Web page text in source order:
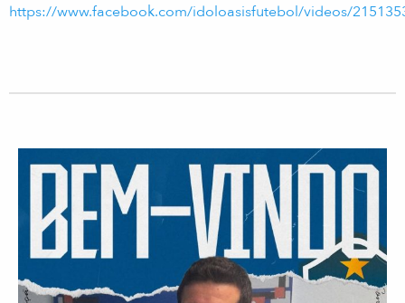
https://www.facebook.com/idoloasisfutebol/videos/